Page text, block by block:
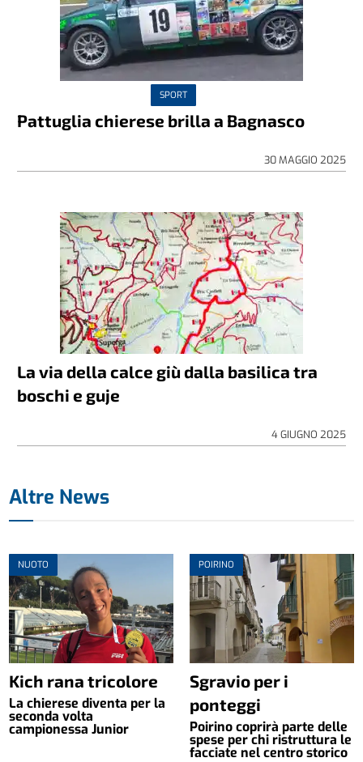
SPORT
Pattuglia chierese brilla a Bagnasco
30 MAGGIO 2025
La via della calce giù dalla basilica tra
boschi e guje
4 GIUGNO 2025
Altre News
NUOTO
Kich rana tricolore
La chierese diventa per la
seconda volta
campionessa Junior
POIRINO
Sgravio per i
ponteggi
Poirino coprirà parte delle
spese per chi ristruttura le
facciate nel centro storico